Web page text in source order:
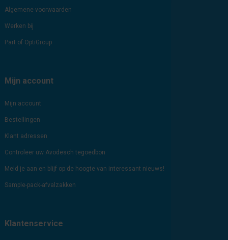
Algemene voorwaarden
Werken bij
Part of OptiGroup
Mijn account
Mijn account
Bestellingen
Klant adressen
Controleer uw Avodesch tegoedbon
Meld je aan en blijf op de hoogte van interessant nieuws!
Sample-pack-afvalzakken
Klantenservice